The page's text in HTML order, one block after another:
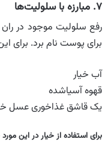
۷. مبارزه با سلولیت‌ها
رفع سلولیت موجود در
برای پوست نام برد. برای
آب خیار
قهوه آسیاشده
یک قاشق غذاخوری عسل
برای استفاده از خیار در این